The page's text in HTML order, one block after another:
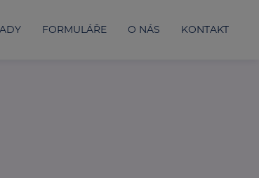
FORMULÁŘE O NÁS KONTAKT